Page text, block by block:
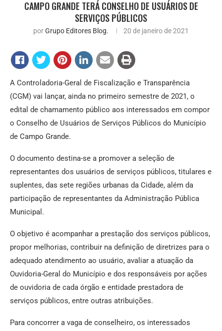
CAMPO GRANDE TERÁ CONSELHO DE USUÁRIOS DE
SERVIÇOS PÚBLICOS
porGrupo Editores Blog. 20 de janeiro de 2021
A Controladoria-Geral de Fiscalização e Transparência
(CGM) vai lançar, ainda no primeiro semestre de 2021, o
edital de chamamento público aos interessados em compor
o Conselho de Usuários de Serviços Públicos do Município
de Campo Grande.
O documento destina-se a promover a seleção de
representantes dos usuários de serviços públicos, titulares e
suplentes, das sete regiões urbanas da Cidade, além da
participação de representantes da Administração Pública
Municipal.
O objetivo é acompanhar a prestação dos serviços públicos,
propor melhorias, contribuir na definição de diretrizes para o
adequado atendimento ao usuário, avaliar a atuação da
Ouvidoria-Geral do Município e dos responsáveis por ações
de ouvidoria de cada órgão e entidade prestadora de
serviços públicos, entre outras atribuições.
Para concorrer a vaga de conselheiro, os interessados